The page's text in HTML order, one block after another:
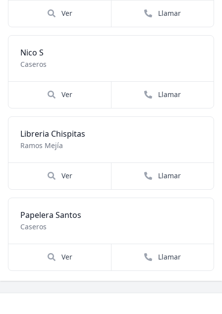
Ver Llamar
Nico S
Caseros
Ver Llamar
Libreria Chispitas
Ramos Mejía
Ver Llamar
Papelera Santos
Caseros
Ver Llamar